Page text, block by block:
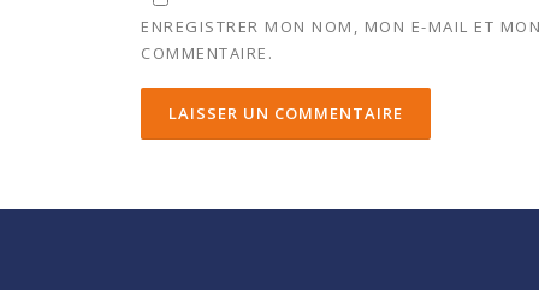
ENREGISTRER MON NOM, MON E-MAIL ET
COMMENTAIRE.